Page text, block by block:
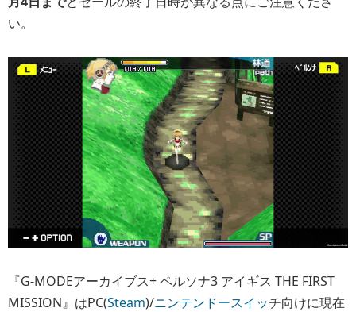
い。
『G-MODEアーカイブス+ ペルソナ3 アイギス THE FIRST
MISSION』はPC(Steam)/ニンテンドースイッチ向けに現在